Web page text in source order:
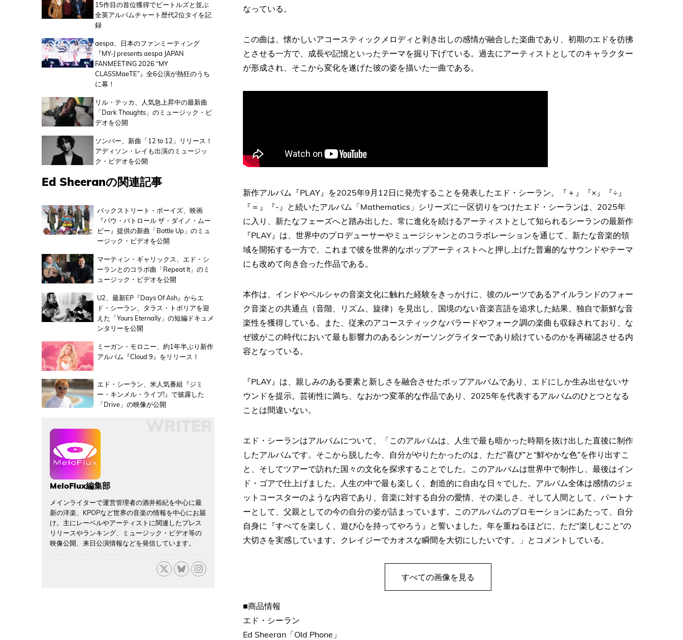
なっている。
この曲は、懐かしいアコースティックメロディと剥き出しの感情が融合した楽曲であり、初期のエドを彷彿
とさせる一方で、成長や記憶といったテーマを掘り下げている。過去にアーティストとしてのキャラクター
が形成され、そこから変化を遂げた彼の姿を描いた一曲である。
新作アルバム『PLAY』を2025年9月12日に発売することを発表したエド・シーラン。『＋』『×』『÷』
『＝』『-』と続いたアルバム「Mathematics」シリーズに一区切りをつけたエド・シーランは、2025年
に入り、新たなフェーズへと踏み出した。常に進化を続けるアーティストとして知られるシーランの最新作
『PLAY』は、世界中のプロデューサーやミュージシャンとのコラボレーションを通じて、新たな音楽的領
域を開拓する一方で、これまで彼を世界的なポップアーティストへと押し上げた普遍的なサウンドやテーマ
にも改めて向き合った作品である。
本作は、インドやペルシャの音楽文化に触れた経験をきっかけに、彼のルーツであるアイルランドのフォー
ク音楽との共通点（音階、リズム、旋律）を見出し、国境のない音楽言語を追求した結果、独自で新鮮な音
楽性を獲得している。また、従来のアコースティックなバラードやフォーク調の楽曲も収録されており、な
ぜ彼がこの時代において最も影響力のあるシンガーソングライターであり続けているのかを再確認させる内
容となっている。
『PLAY』は、親しみのある要素と新しさを融合させたポップアルバムであり、エドにしか生み出せないサ
ウンドを提示。芸術性に満ち、なおかつ変革的な作品であり、2025年を代表するアルバムのひとつとなる
ことは間違いない。
エド・シーランはアルバムについて、「このアルバムは、人生で最も暗かった時期を抜け出した直後に制作
したアルバムです。そこから脱した今、自分がやりたかったのは、ただ“喜び”と“鮮やかな色”を作り出すこ
と、そしてツアーで訪れた国々の文化を探求することでした。このアルバムは世界中で制作し、最後はイン
ド・ゴアで仕上げました。人生の中で最も楽しく、創造的に自由な日々でした。アルバム全体は感情のジェ
ットコースターのような内容であり、音楽に対する自分の愛情、その楽しさ、そして人間として、パートナ
ーとして、父親としての今の自分の姿が詰まっています。このアルバムのプロモーションにあたって、自分
自身に『すべてを楽しく、遊び心を持ってやろう』と誓いました。年を重ねるほどに、ただ“楽しむこと”の
大切さを実感しています。クレイジーでカオスな瞬間を大切にしたいです。」とコメントしている。
すべての画像を見る
■商品情報
エド・シーラン
Ed Sheeran「Old Phone」
15作目の首位獲得でビートルズと並ぶ
全英アルバムチャート歴代2位タイを記
録
aespa、日本のファンミーティング
『MY-J presents aespa JAPAN
FANMEETING 2026 “MY
CLASSMaeTE”』全6公演が熱狂のうち
に幕！
リル・テッカ、人気急上昇中の最新曲
「Dark Thoughts」のミュージック・ビ
デオを公開
ソンバー、新曲「12 to 12」リリース！
アディソン・レイも出演のミュージッ
ク・ビデオを公開
Ed Sheeranの関連記事
バックストリート・ボーイズ、映画
『パウ・パトロール ザ・ダイノ・ムー
ビー』提供の新曲「Bottle Up」のミュ
ージック・ビデオを公開
マーティン・ギャリックス、エド・シ
ーランとのコラボ曲「Repeat It」のミ
ュージック・ビデオを公開
U2、最新EP『Days Of Ash』からエ
ド・シーラン、タラス・トポリアを迎
えた「Yours Eternally」の短編ドキュメ
ンタリーを公開
ミーガン・モロニー、約1年半ぶり新作
アルバム『Cloud 9』をリリース！
エド・シーラン、米人気番組『ジミ
ー・キンメル・ライブ!』で披露した
「Drive」の映像が公開
MeloFlux編集部
メインライターで運営管理者の酒井裕紀を中心に最
新の洋楽、KPOPなど世界の音楽の情報を中心にお届
け。主にレーベルやアーティストに関連したプレス
リリースやランキング、ミュージック・ビデオ等の
映像公開、来日公演情報などを発信しています。